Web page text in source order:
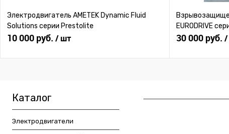
Электродвигатель AMETEK Dynamic Fluid
Solutions серии Prestolite
10 000 руб. / шт
EURODRIVE
30 000 руб. /
Каталог
Электродвигатели